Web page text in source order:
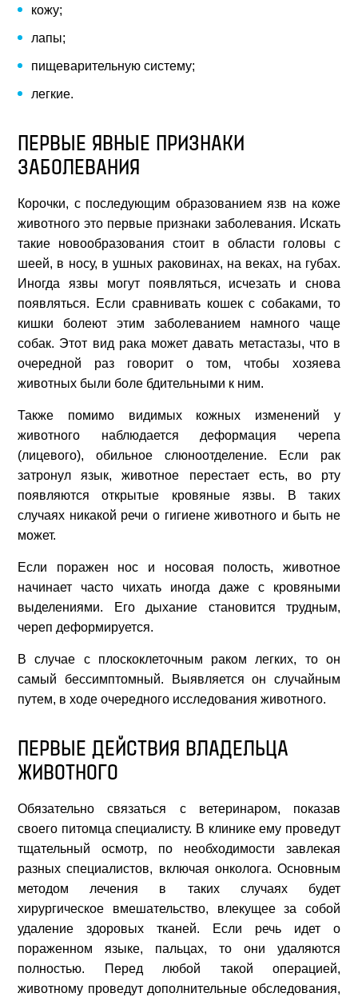
Вызвать врача
+7(812)429 39 03
+7(981)817 26 06
Записаться на прием Вакансии
СПб, пр. Мориса Тореза, д.30
(магазин «Магнит», дальний торец дома, отдельный
вход)
ВЫЗОВ ВРАЧА НА ДОМ
ВЕТУСЛУГИ
ЗООУСЛУГИ
ЗООТОВАРЫ
ВЕТАПТЕКА
СТАТЬИ
ЛЕЧЕБНЫЕ КОРМА
КОНТАКТЫ
ВЫЗОВ ВРАЧА НА ДОМ
кожу;
лапы;
пищеварительную систему;
легкие.
ПЕРВЫЕ ЯВНЫЕ ПРИЗНАКИ
ЗАБОЛЕВАНИЯ
Корочки, с последующим образованием язв на коже
животного это первые признаки заболевания. Искать
такие новообразования стоит в области головы с
шеей, в носу, в ушных раковинах, на веках, на губах.
Иногда язвы могут появляться, исчезать и снова
появляться. Если сравнивать кошек с собаками, то
кишки болеют этим заболеванием намного чаще
собак. Этот вид рака может давать метастазы, что в
очередной раз говорит о том, чтобы хозяева
животных были боле бдительными к ним.
Также помимо видимых кожных изменений у
животного наблюдается деформация черепа
(лицевого), обильное слюноотделение. Если рак
затронул язык, животное перестает есть, во рту
появляются открытые кровяные язвы. В таких
случаях никакой речи о гигиене животного и быть не
может.
Если поражен нос и носовая полость, животное
начинает часто чихать иногда даже с кровяными
выделениями. Его дыхание становится трудным,
череп деформируется.
В случае с плоскоклеточным раком легких, то он
самый бессимптомный. Выявляется он случайным
путем, в ходе очередного исследования животного.
ПЕРВЫЕ ДЕЙСТВИЯ ВЛАДЕЛЬЦА
ЖИВОТНОГО
Обязательно связаться с ветеринаром, показав
своего питомца специалисту. В клинике ему проведут
тщательный осмотр, по необходимости завлекая
разных специалистов, включая онколога. Основным
методом лечения в таких случаях будет
хирургическое вмешательство, влекущее за собой
удаление здоровых тканей. Если речь идет о
пораженном языке, пальцах, то они удаляются
полностью. Перед любой такой операцией,
животному проведут дополнительные обследования,